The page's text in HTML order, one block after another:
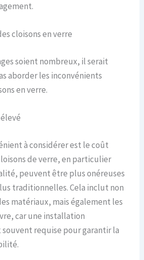
cloisons en verre
soient nombreux, il serait
aborder les inconvénients
en verre.
à considérer est le coût
de verre, en particulier
peuvent être plus onéreuses
traditionnelles. Cela inclut non
matériaux, mais également les
car une installation
requise pour garantir la